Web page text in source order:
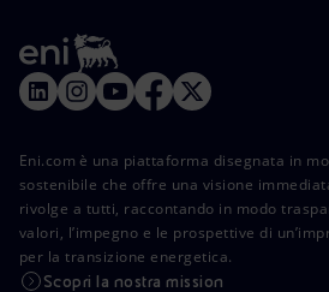
Eni.com è una piattaforma disegnata in
sostenibile che offre una visione
rivolge a tutti, raccontando in modo
valori, l’impegno e le prospettive di
per la transizione energetica.
Scopri la nostra mission